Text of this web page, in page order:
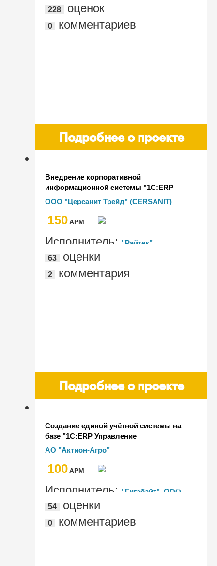
228
оценок
0 комментариев
Подробнее о проекте
Внедрение корпоративной
информационной системы "1С:ERP
Управление предприятием" на ООО
"Церсанит Трейд" (CERSANIT)
ООО "Церсанит Трейд" (CERSANIT)
150AРМ
Исполнитель: "Райтек"
63
оценки
2 комментария
Подробнее о проекте
Создание единой учётной системы на
базе "1С:ERP Управление
предприятием" и отраслевого модуля
для птицеводческого предприятия
АО "Актион-Агро"
100AРМ
Исполнитель: "Гигабайт", ООО
АПХ "Дороничи"
54 оценки
0 комментариев